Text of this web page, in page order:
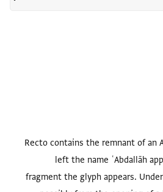
Recto contains the remnant of an
left the name ʿAbdallāh
fragment the glyph appears.